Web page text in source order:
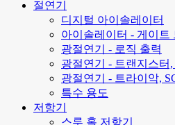
절연기
디지털 아이솔레이터
아이솔레이터 - 게이트
광절연기 - 로직 출력
광절연기 - 트랜지스터
광절연기 - 트라이악,
특수 용도
저항기
스루 홀 저항기